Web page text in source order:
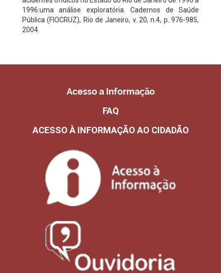
1996:uma análise exploratória. Cadernos de Saúde
Pública (FIOCRUZ), Rio de Janeiro, v. 20, n.4, p. 976-985,
2004.
Acesso a Informação
FAQ
ACESSO À INFORMAÇÃO AO CIDADÃO